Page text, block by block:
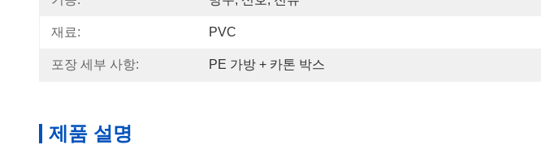
재료: PVC
포장 세부 사항: PE 가방 + 카톤 박스
제품 설명